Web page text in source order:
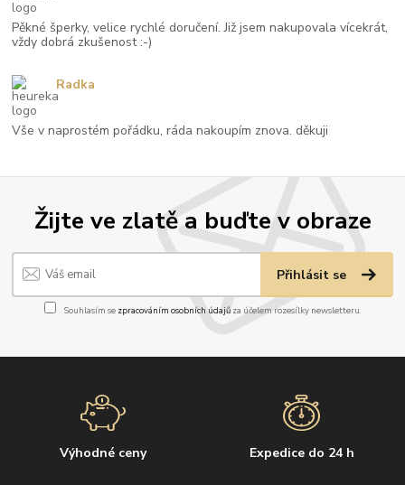
Žijte ve zlatě a buďte v obraze
Přihlásit se
Souhlasím se zpracováním osobních údajůza účelem rozesílky newsletteru.
Výhodné ceny Expedice do 24 h
Pěkné šperky, velice rychlé doručení. Již jsem nakupovala vícekrát,
vždy dobrá zkušenost :-)
Vše v naprostém pořádku, ráda nakoupím znova. děkuji
Radka